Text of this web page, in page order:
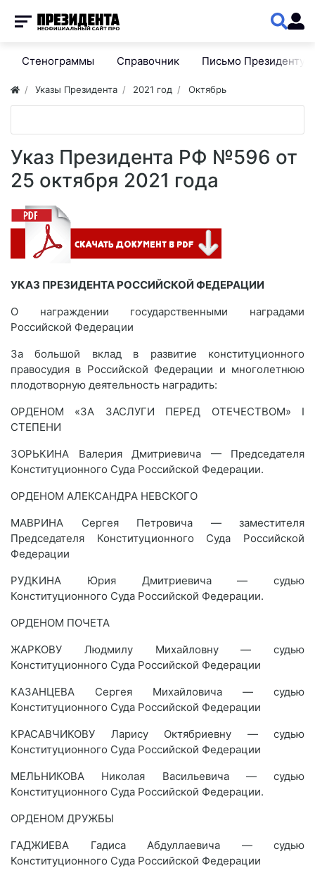
Стенограммы Справочник Письмо Президенту
Указы Президента 2021 год Октябрь
Указ Президента РФ №596 от
25 октября 2021 года
УКАЗ ПРЕЗИДЕНТА РОССИЙСКОЙ ФЕДЕРАЦИИ
О награждении государственными наградами
Российской Федерации
За большой вклад в развитие конституционного
правосудия в Российской Федерации и многолетнюю
плодотворную деятельность наградить:
ОРДЕНОМ «ЗА ЗАСЛУГИ ПЕРЕД ОТЕЧЕСТВОМ» I
СТЕПЕНИ
ЗОРЬКИНА Валерия Дмитриевича — Председателя
Конституционного Суда Российской Федерации.
ОРДЕНОМ АЛЕКСАНДРА НЕВСКОГО
МАВРИНА Сергея Петровича — заместителя
Председателя Конституционного Суда Российской
Федерации
РУДКИНА Юрия Дмитриевича — судью
Конституционного Суда Российской Федерации.
ОРДЕНОМ ПОЧЕТА
ЖАРКОВУ Людмилу Михайловну — судью
Конституционного Суда Российской Федерации
КАЗАНЦЕВА Сергея Михайловича — судью
Конституционного Суда Российской Федерации
КРАСАВЧИКОВУ Ларису Октябриевну — судью
Конституционного Суда Российской Федерации
МЕЛЬНИКОВА Николая Васильевича — судью
Конституционного Суда Российской Федерации.
ОРДЕНОМ ДРУЖБЫ
ГАДЖИЕВА Гадиса Абдуллаевича — судью
Конституционного Суда Российской Федерации